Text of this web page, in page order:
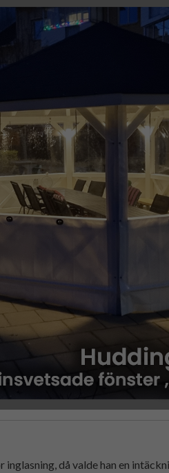
då valde han en